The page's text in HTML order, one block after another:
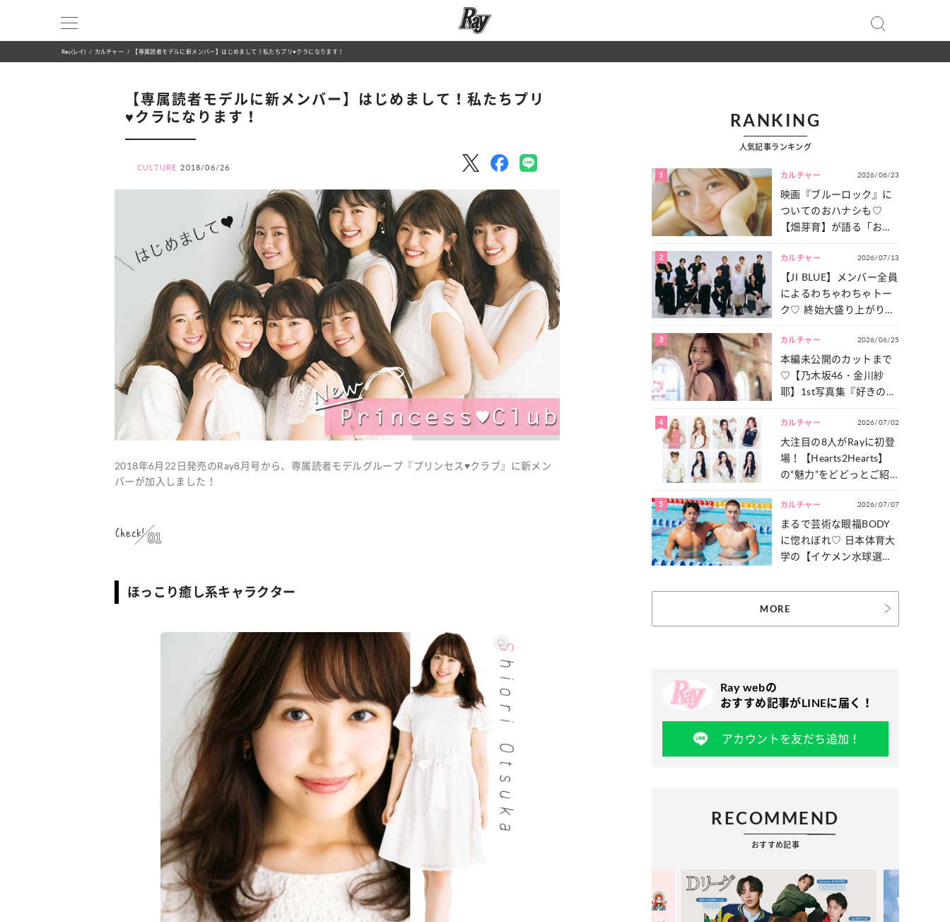
Ray(レイ) カルチャー 【専属読者モデルに新メンバー】はじめまして！私たちプリ♥クラになります！
【専属読者モデルに新メンバー】はじめまして！私たちプリ
♥クラになります！
CULTURE 2018/06/26
2018年6月22日発売のRay8月号から、専属読者モデルグループ『プリンセス♥クラブ』に新メン
バーが加入しました！
Check! 01
ほっこり癒し系キャラクター
RANKING
人気記事ランキング
1 カルチャー 2026/06/23
映画『ブルーロック』に
ついてのおハナシも♡
【畑芽育】が語る「お仕
は？
2 カルチャー 2026/07/13
【JI BLUE】メンバー全員
によるわちゃわちゃトー
ク♡ 終始大盛り上がりだ
一気見せ！
3 カルチャー 2026/06/25
本編未公開のカットまで
♡【乃木坂46・金川紗
耶】1st写真集『好きのグ
たっぷりとお届け！
4 カルチャー 2026/07/02
大注目の8人がRayに初登
場！【Hearts2Hearts】
の“魅力”をどどっとご紹
5 カルチャー 2026/07/07
まるで芸術な眼福BODY
に惚れぼれ♡ 日本体育大
学の【イケメン水球選
MORE
Ray webの
おすすめ記事がLINEに届く！
アカウントを友だち追加！
RECOMMEND
おすすめ記事